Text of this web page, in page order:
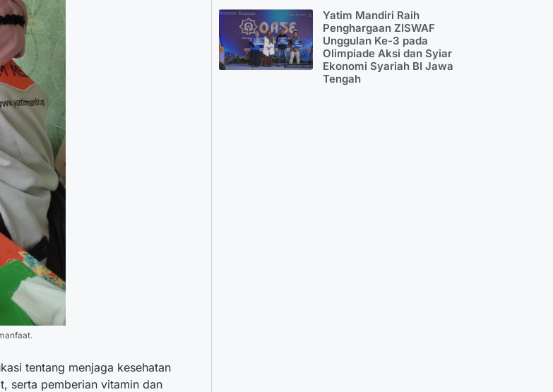
tentang menjaga kesehatan
serta pemberian vitamin dan
Yatim Mandiri Raih
Penghargaan ZISWAF
Unggulan Ke-3 pada
Olimpiade Aksi dan Syiar
Ekonomi Syariah BI Jawa
Tengah